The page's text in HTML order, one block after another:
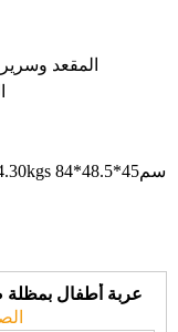
8) المقعد
مجموعة واحدة/كرتون N.w 12.80 G.w 14.30kgs 84*48.5*45سم
عربة أطفال بمظلة صيفية 2024 عربة أطفال